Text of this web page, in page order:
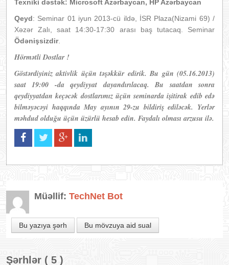
Texniki dəstək: Microsoft Azərbaycan, HP Azərbaycan
Qeyd: Seminar 01 iyun 2013-cü ildə, İSR Plaza(Nizami 69) /
Xəzər Zalı, saat 14:30-17:30 arası baş tutacaq. Seminar
Ödənişsizdir.
Hörmətli Dostlar !
Göstərdiyiniz aktivlik üçün təşəkkür edirik. Bu gün (05.16.2013)
saat 19:00 -da qeydiyyat dayandırılacaq. Bu saatdan sonra
qeydiyyatdan keçəcək dostlarımız üçün seminarda işitirak edib edə
bilməyəcəyi haqqında May ayının 29-zu bildiriş ediləcək. Yerlər
məhdud olduğu üçün üzürlü hesab edin. Faydalı olması arzusu ilə.
Müəllif: TechNet Bot
Bu yazıya şərh Bu mövzuya aid sual
Şərhlər ( 5 )